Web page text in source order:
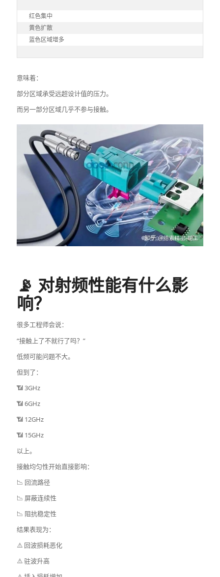
红色集中
黄色扩散
蓝色区域增多
意味着：
部分区域承受远超设计值的压力。
而另一部分区域几乎不参与接触。
📡 对射频性能有什么影
响？
很多工程师会说：
“接触上了不就行了吗？”
低频可能问题不大。
但到了：
📶 3GHz
📶 6GHz
📶 12GHz
📶 15GHz
以上。
接触均匀性开始直接影响：
📉 回流路径
📉 屏蔽连续性
📉 阻抗稳定性
结果表现为：
⚠️ 回波损耗恶化
⚠️ 驻波升高